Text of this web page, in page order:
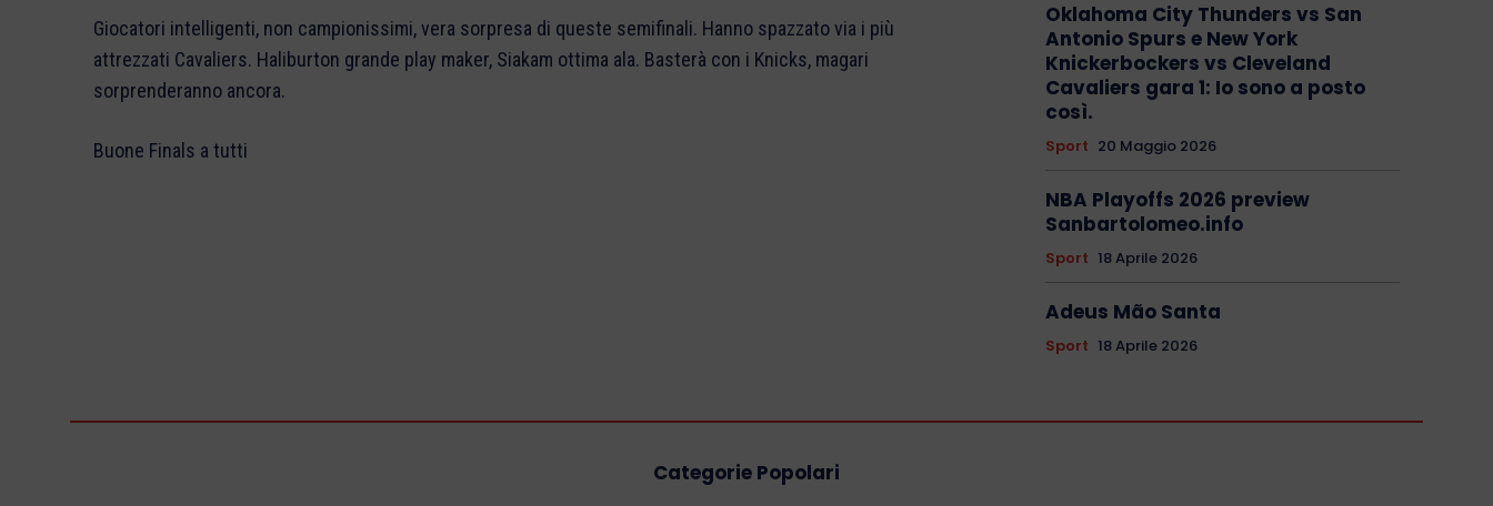
Giocatori intelligenti, non campionissimi, vera sorpresa di queste semifinali. Hanno spazzato via i più
attrezzati Cavaliers. Haliburton grande play maker, Siakam ottima ala. Basterà con i Knicks, magari
sorprenderanno ancora.
Buone Finals a tutti
Oklahoma City Thunders vs San
Antonio Spurs e New York
Knickerbockers vs Cleveland
Cavaliers gara 1: Io sono a posto
così.
Sport 20 Maggio 2026
NBA Playoffs 2026 preview
Sanbartolomeo.info
Sport 18 Aprile 2026
Adeus Mão Santa
Sport 18 Aprile 2026
Categorie Popolari